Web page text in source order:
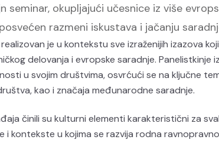
seminar, okupljajući učesnice iz više
razmeni iskustava i jačanju
je u kontekstu sve izraženijih izazova
delovanja i evropske saradnje.
u svojim društvima, osvrćući se na ključne
kao i značaja međunarodne saradnje.
činili su kulturni elementi karakteristični za
i kontekste u kojima se razvija rodna